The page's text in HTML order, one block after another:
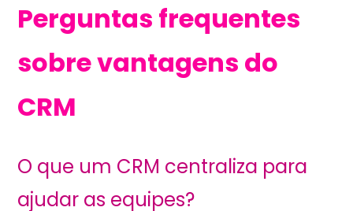
Perguntas frequentes
sobre vantagens do
CRM
O que um CRM centraliza para
ajudar as equipes?